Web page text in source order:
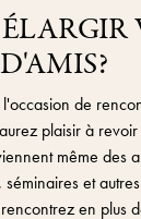
de
plaisir à
même des
séminaires et
en plus